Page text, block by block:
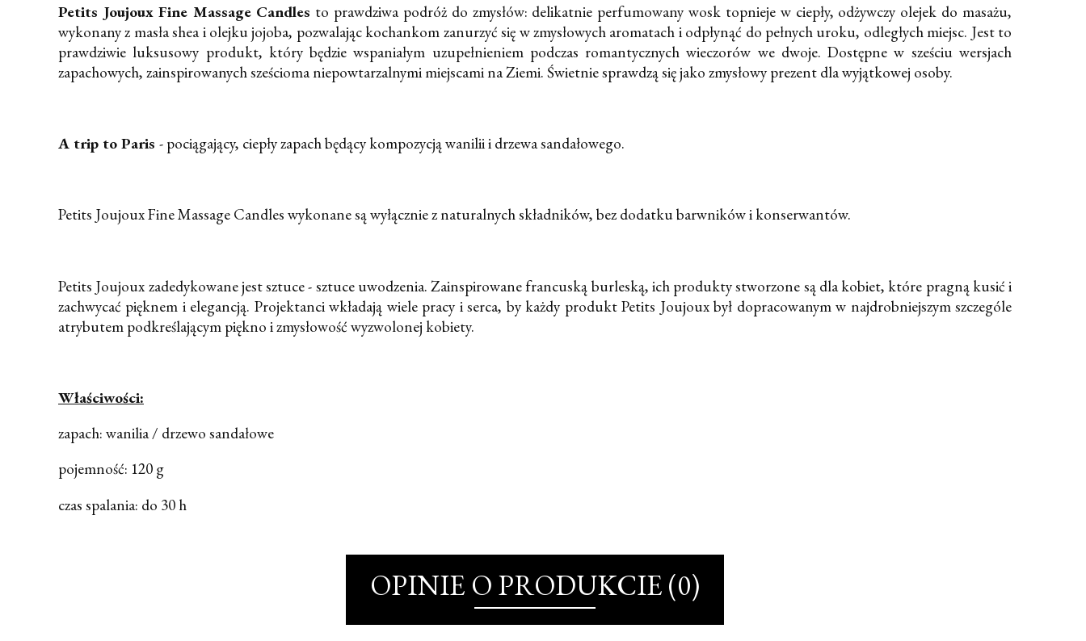
Petits Joujoux Fine Massage Candles to prawdziwa podróż do zmysłów: delikatnie perfumowany wosk topnieje w ciepły, odżywczy olejek do masażu,
wykonany z masła shea i olejku jojoba, pozwalając kochankom zanurzyć się w zmysłowych aromatach i odpłynąć do pełnych uroku, odległych miejsc. Jest to
prawdziwie luksusowy produkt, który będzie wspaniałym uzupełnieniem podczas romantycznych wieczorów we dwoje. Dostępne w sześciu wersjach
zapachowych, zainspirowanych sześcioma niepowtarzalnymi miejscami na Ziemi. Świetnie sprawdzą się jako zmysłowy prezent dla wyjątkowej osoby.
A trip to Paris - pociągający, ciepły zapach będący kompozycją wanilii i drzewa sandałowego.
Petits Joujoux Fine Massage Candles wykonane są wyłącznie z naturalnych składników, bez dodatku barwników i konserwantów.
Petits Joujoux zadedykowane jest sztuce - sztuce uwodzenia. Zainspirowane francuską burleską, ich produkty stworzone są dla kobiet, które pragną kusić i
zachwycać pięknem i elegancją. Projektanci wkładają wiele pracy i serca, by każdy produkt Petits Joujoux był dopracowanym w najdrobniejszym szczególe
atrybutem podkreślającym piękno i zmysłowość wyzwolonej kobiety.
Właściwości:
zapach: wanilia / drzewo sandałowe
pojemność: 120 g
czas spalania: do 30 h
OPINIE O PRODUKCIE (0)